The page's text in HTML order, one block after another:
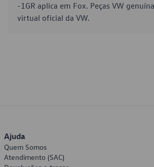
-1GR aplica em Fox. Peças VW
virtual oficial da VW.
Ajuda
Quem Somos
Atendimento (SAC)